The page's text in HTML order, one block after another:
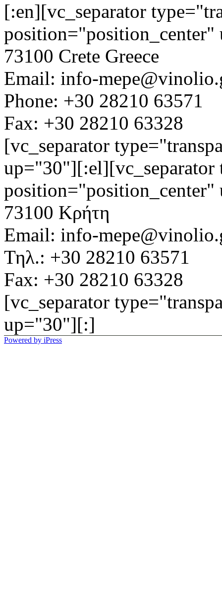
[:en][vc_separator
73100 Crete Greece
Email: info-
Phone: +30 28210 63571
Fax: +30 28210 63328
[vc_separator
up="30"][:el][vc_separator
73100 Κρήτη
Email: info-
Τηλ.: +30 28210 63571
Fax: +30 28210 63328
[vc_separator
up="30"][:]
Powered by iPress